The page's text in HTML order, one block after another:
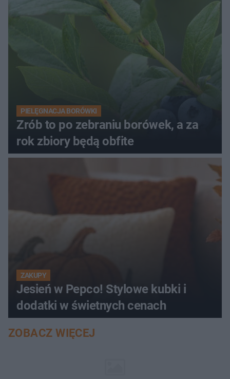
PIELĘGNACJA BORÓWKI
Zrób to po zebraniu borówek, a za
rok zbiory będą obfite
ZAKUPY
Jesień w Pepco! Stylowe kubki i
dodatki w świetnych cenach
ZOBACZ WIĘCEJ